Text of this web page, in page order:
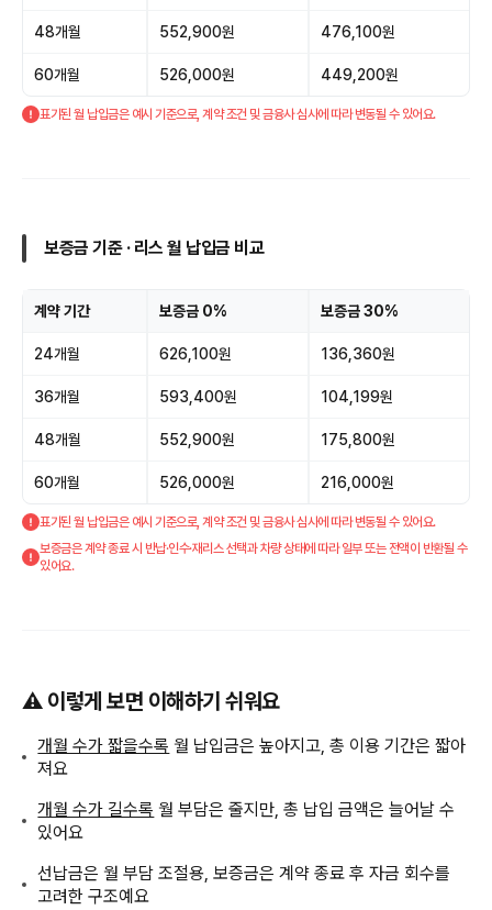
48개월 552,900원 476,100원
60개월 526,000원 449,200원
표기된 월 납입금은 예시 기준으로, 계약 조건 및 금융사 심사에 따라 변동될 수 있어요.
보증금 기준 · 리스 월 납입금 비교
계약 기간 보증금 0% 보증금 30%
24개월 626,100원 136,360원
36개월 593,400원 104,199원
48개월 552,900원 175,800원
60개월 526,000원 216,000원
표기된 월 납입금은 예시 기준으로, 계약 조건 및 금융사 심사에 따라 변동될 수 있어요.
보증금은 계약 종료 시 반납·인수·재리스 선택과 차량 상태에 따라 일부 또는 전액이 반환될 수
있어요.
⚠️ 이렇게 보면 이해하기 쉬워요
개월 수가 짧을수록 월 납입금은 높아지고, 총 이용 기간은 짧아
져요
개월 수가 길수록 월 부담은 줄지만, 총 납입 금액은 늘어날 수
있어요
선납금은 월 부담 조절용, 보증금은 계약 종료 후 자금 회수를
고려한 구조예요